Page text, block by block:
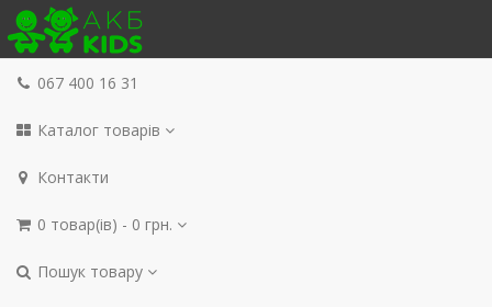
067 400 16 31
Каталог товарів
Контакти
0 товар(ів) - 0 грн.
Пошук товару